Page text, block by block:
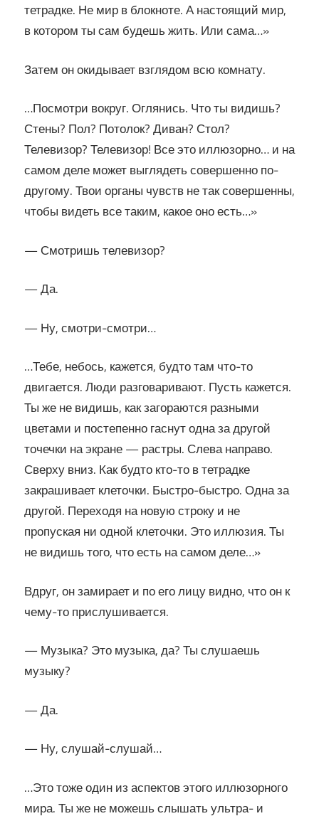
тетрадке. Не мир в блокноте. А настоящий мир,
в котором ты сам будешь жить. Или сама…»
Затем он окидывает взглядом всю комнату.
…Посмотри вокруг. Оглянись. Что ты видишь?
Стены? Пол? Потолок? Диван? Стол?
Телевизор? Телевизор! Все это иллюзорно… и на
самом деле может выглядеть совершенно по-
другому. Твои органы чувств не так совершенны,
чтобы видеть все таким, какое оно есть…»
— Смотришь телевизор?
— Да.
— Ну, смотри-смотри…
…Тебе, небось, кажется, будто там что-то
двигается. Люди разговаривают. Пусть кажется.
Ты же не видишь, как загораются разными
цветами и постепенно гаснут одна за другой
точечки на экране — растры. Слева направо.
Сверху вниз. Как будто кто-то в тетрадке
закрашивает клеточки. Быстро-быстро. Одна за
другой. Переходя на новую строку и не
пропуская ни одной клеточки. Это иллюзия. Ты
не видишь того, что есть на самом деле…»
Вдруг, он замирает и по его лицу видно, что он к
чему-то прислушивается.
— Музыка? Это музыка, да? Ты слушаешь
музыку?
— Да.
— Ну, слушай-слушай…
…Это тоже один из аспектов этого иллюзорного
мира. Ты же не можешь слышать ультра- и